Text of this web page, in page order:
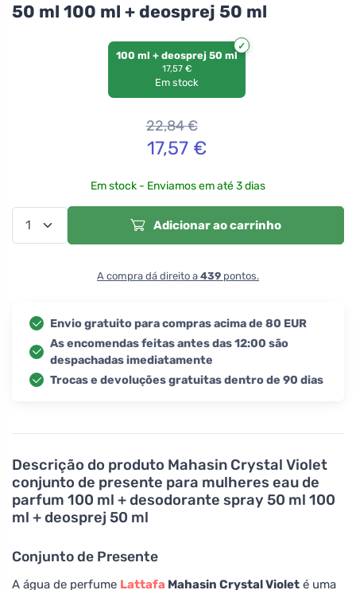
Descrição do produto Mahasin Crystal Violet
conjunto de presente para mulheres eau de
parfum 100 ml + desodorante spray 50 ml 100
ml + deosprej 50 ml
Conjunto de Presente
A água de perfume Lattafa Mahasin Crystal Violet é uma
50 ml 100 ml + deosprej 50 ml
100 ml + deosprej 50 ml
17,57 €
Em stock
22,84€
17,57€
Em stock - Enviamos em até 3 dias
Adicionar ao carrinho
A compra dá direito a 439 pontos.
Envio gratuito para compras acima de 80 EUR
As encomendas feitas antes das 12:00 são
despachadas imediatamente
Trocas e devoluções gratuitas dentro de 90 dias